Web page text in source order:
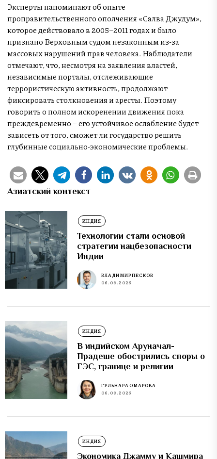
Эксперты напоминают об опыте
проправительственного ополчения «Салва Джудум»,
которое действовало в 2005–2011 годах и было
признано Верховным судом незаконным из-за
массовых нарушений прав человека. Наблюдатели
отмечают, что, несмотря на заявления властей,
независимые порталы, отслеживающие
террористическую активность, продолжают
фиксировать столкновения и аресты. Поэтому
говорить о полном искоренении движения пока
преждевременно – его устойчивое ослабление будет
зависеть от того, сможет ли государство решить
глубинные социально-экономические проблемы.
Азиатский контекст
ИНДИЯ
Технологии стали основой
стратегии нацбезопасности
Индии
ВЛАДИМИР ПЕСКОВ
06.08.2026
ИНДИЯ
В индийском Аруначал-
Прадеше обострились споры о
ГЭС, границе и религии
ГУЛЬНАРА ОМАРОВА
06.08.2026
ИНДИЯ
Экономика Джамму и Кашмира